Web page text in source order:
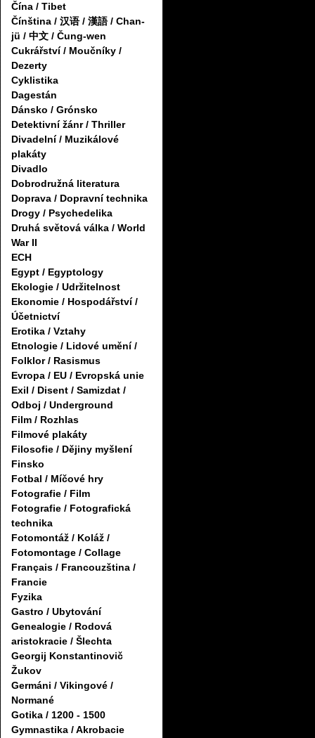
Čína / Tibet
Čínština / 汉语 / 漢語 / Chan-
jü / 中文 / Čung-wen
Cukrářství / Moučníky /
Dezerty
Cyklistika
Dagestán
Dánsko / Grónsko
Detektivní žánr / Thriller
Divadelní / Muzikálové
plakáty
Divadlo
Dobrodružná literatura
Doprava / Dopravní technika
Drogy / Psychedelika
Druhá světová válka / World
War II
ECH
Egypt / Egyptology
Ekologie / Udržitelnost
Ekonomie / Hospodářství /
Účetnictví
Erotika / Vztahy
Etnologie / Lidové umění /
Folklor / Rasismus
Evropa / EU / Evropská unie
Exil / Disent / Samizdat /
Odboj / Underground
Film / Rozhlas
Filmové plakáty
Filosofie / Dějiny myšlení
Finsko
Fotbal / Míčové hry
Fotografie / Film
Fotografie / Fotografická
technika
Fotomontáž / Koláž /
Fotomontage / Collage
Français / Francouzština /
Francie
Fyzika
Gastro / Ubytování
Genealogie / Rodová
aristokracie / Šlechta
Georgij Konstantinovič
Žukov
Germáni / Vikingové /
Normané
Gotika / 1200 - 1500
Gymnastika / Akrobacie